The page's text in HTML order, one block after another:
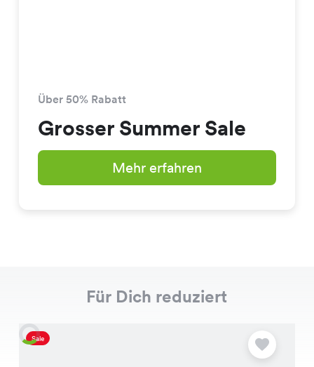
Über 50% Rabatt
Grosser Summer Sale
Mehr erfahren
Für Dich reduziert
Sale